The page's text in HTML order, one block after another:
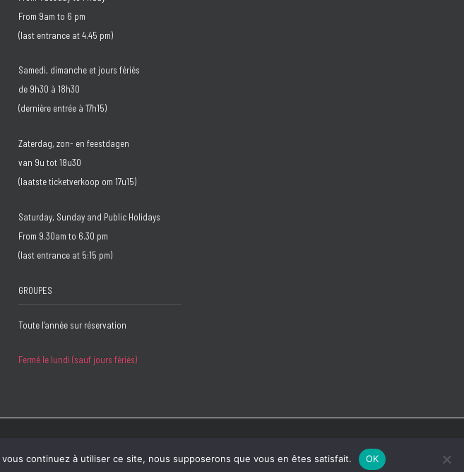
From 9am to 6 pm
(last entrance at 4.45 pm)
Samedi, dimanche et jours fériés
de 9h30 à 18h30
(dernière entrée à 17h15)
Zaterdag, zon- en feestdagen
van 9u tot 18u30
(laatste ticketverkoop om 17u15)
Saturday, Sunday and Public Holidays
From 9.30am to 6.30 pm
(last entrance at 5:15 pm)
GROUPES
Toute l’année sur réservation
Fermé le lundi (sauf jours fériés)
continuez à utiliser ce site, nous supposerons que vous en êtes satisfait.
OK